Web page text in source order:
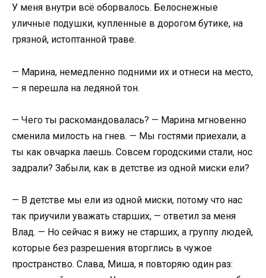
У меня внутри всё оборвалось. Белоснежные
уличные подушки, купленные в дорогом бутике, на
грязной, истоптанной траве.
— Марина, немедленно подними их и отнеси на место,
— я перешла на ледяной тон.
— Чего ты раскомандовалась? — Марина мгновенно
сменила милость на гнев. — Мы гостями приехали, а
ты как овчарка лаешь. Совсем городскими стали, нос
задрали? Забыли, как в детстве из одной миски ели?
— В детстве мы ели из одной миски, потому что нас
так приучили уважать старших, — ответил за меня
Влад. — Но сейчас я вижу не старших, а группу людей,
которые без разрешения вторглись в чужое
пространство. Слава, Миша, я повторяю один раз: